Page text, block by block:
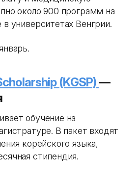
около 900 программ на
в университетах Венгрии.
(KGSP)—
обучение на
В пакет входят
корейского языка,
стипендия.